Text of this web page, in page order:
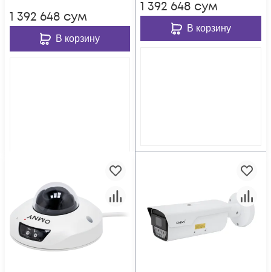
1 392 648 сум
В корзину
1 392 648 сум
В корзину